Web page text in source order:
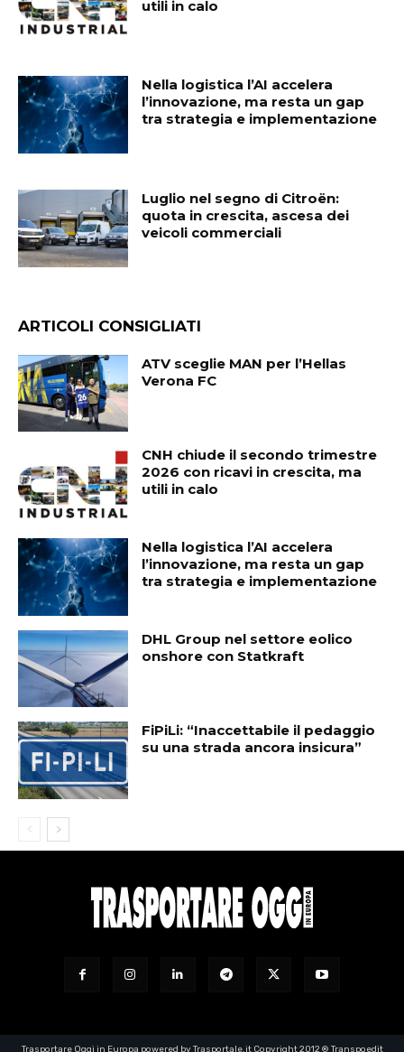
utili in calo
Nella logistica l’AI accelera
l’innovazione, ma resta un gap
tra strategia e implementazione
Luglio nel segno di Citroën:
quota in crescita, ascesa dei
veicoli commerciali
ARTICOLI CONSIGLIATI
ATV sceglie MAN per l’Hellas
Verona FC
CNH chiude il secondo trimestre
2026 con ricavi in crescita, ma
utili in calo
Nella logistica l’AI accelera
l’innovazione, ma resta un gap
tra strategia e implementazione
DHL Group nel settore eolico
onshore con Statkraft
FiPiLi: “Inaccettabile il pedaggio
su una strada ancora insicura”
Trasportare Oggi in Europa powered by Trasportale.it Copyright 2012 ® Transpoedit